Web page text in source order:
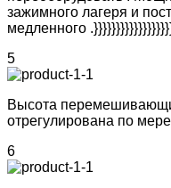
зажимного лагеря и
медленного
5
Высота
отрегулирована по
6